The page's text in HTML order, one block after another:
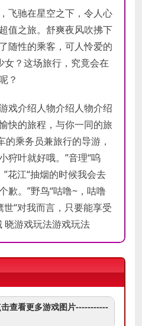
飞驰在星空之下，令人心
之旅。舒爽夜风吹拂下
随性的乘客，可人怜爱的
？这场旅行，究竟会在
？
戏介绍人物介绍人物介绍
快的旅程，与你一同的旅
的乘务员兼旅行的导游，
狩叶就好哦。”音理“呜
花江“抽烟的时候我会去
歉。”野鸟“咕噜~，咕噜
“对我而言，只要能享受
晓游戏玩法游戏玩法
查看更多游戏图片-----------